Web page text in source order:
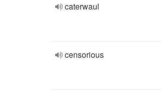
caterwaul
censorious